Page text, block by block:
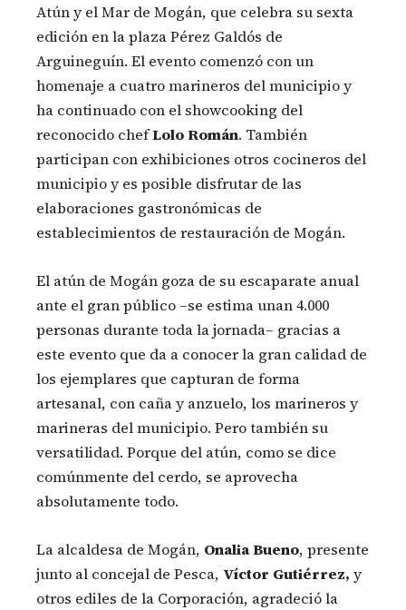
Atún y el Mar de Mogán, que celebra su sexta
edición en la plaza Pérez Galdós de
Arguineguín. El evento comenzó con un
homenaje a cuatro marineros del municipio y
ha continuado con el showcooking del
reconocido chefLolo Román. También
participan con exhibiciones otros cocineros del
municipio y es posible disfrutar de las
elaboraciones gastronómicas de
establecimientos de restauración de Mogán.
El atún de Mogán goza de su escaparate anual
ante el gran público –se estima unan 4.000
personas durante toda la jornada– gracias a
este evento que da a conocer la gran calidad de
los ejemplares que capturan de forma
artesanal, con caña y anzuelo, los marineros y
marineras del municipio. Pero también su
versatilidad. Porque del atún, como se dice
comúnmente del cerdo, se aprovecha
absolutamente todo.
La alcaldesa de Mogán, Onalia Bueno, presente
junto al concejal de Pesca, Víctor Gutiérrez, y
otros ediles de la Corporación, agradeció la